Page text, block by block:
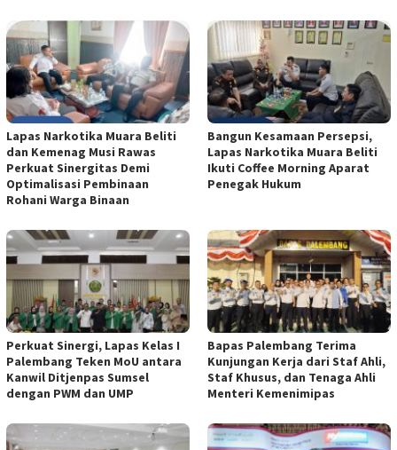
Lapas Narkotika Muara Beliti
dan Kemenag Musi Rawas
Perkuat Sinergitas Demi
Optimalisasi Pembinaan
Rohani Warga Binaan
Bangun Kesamaan Persepsi,
Lapas Narkotika Muara Beliti
Ikuti Coffee Morning Aparat
Penegak Hukum
Perkuat Sinergi, Lapas Kelas I
Palembang Teken MoU antara
Kanwil Ditjenpas Sumsel
dengan PWM dan UMP
Bapas Palembang Terima
Kunjungan Kerja dari Staf Ahli,
Staf Khusus, dan Tenaga Ahli
Menteri Kemenimipas